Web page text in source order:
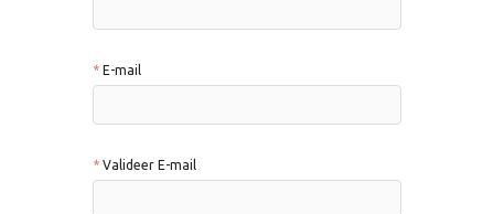
E-mail
Valideer E-mail